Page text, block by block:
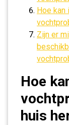
Hoe kan
Zijn er
Hoe
huis